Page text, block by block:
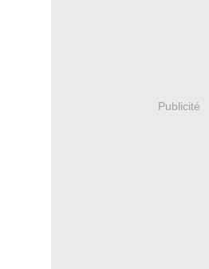
Publicité